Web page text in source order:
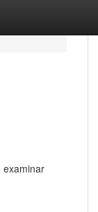
examinar